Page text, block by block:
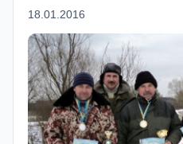
18.01.2016